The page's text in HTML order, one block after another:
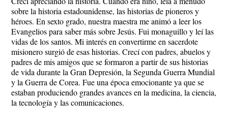
sobre la historia estadounidense, las historias de pioneros y
héroes. En sexto grado, nuestra maestra me animó a leer los
Evangelios para saber más sobre Jesús. Fui monaguillo y leí las
vidas de los santos. Mi interés en convertirme en sacerdote
misionero surgió de esas historias. Crecí con padres, abuelos y
padres de mis amigos que se formaron a partir de sus historias
de vida durante la Gran Depresión, la Segunda Guerra Mundial
y la Guerra de Corea. Fue una época emocionante ya que se
estaban produciendo grandes avances en la medicina, la ciencia,
la tecnología y las comunicaciones.